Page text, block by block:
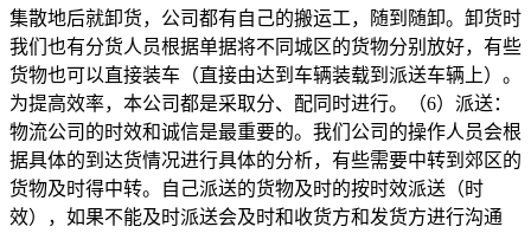
集散地后就卸货，公司都有自己的搬运工，随到随卸。卸货时
我们也有分货人员根据单据将不同城区的货物分别放好，有些
货物也可以直接装车（直接由达到车辆装载到派送车辆上）。
为提高效率，本公司都是采取分、配同时进行。（6）派送：
物流公司的时效和诚信是最重要的。我们公司的操作人员会根
据具体的到达货情况进行具体的分析，有些需要中转到郊区的
货物及时得中转。自己派送的货物及时的按时效派送（时
效），如果不能及时派送会及时和收货方和发货方进行沟通